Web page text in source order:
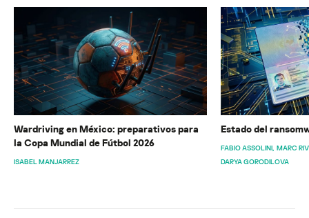
Wardriving en México: preparativos para
la Copa Mundial de Fútbol 2026
ISABEL MANJARREZ
Estado del
FABIO ASSOLINI MARC
DARYA GORODILOVA